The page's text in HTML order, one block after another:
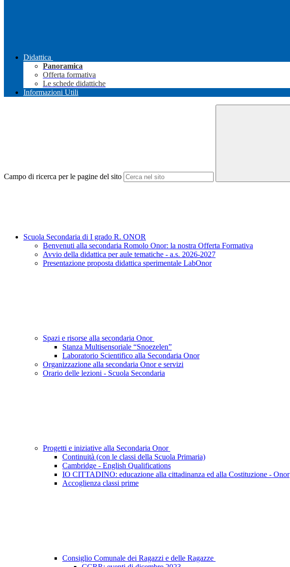
Didattica
Panoramica
Offerta formativa
Le schede didattiche
Informazioni Utili
Campo di ricerca per le pagine del sito
Scuola Secondaria di I grado R. ONOR
Benvenuti alla secondaria Romolo Onor: la nostra Offerta Formativa
Avvio della didattica per aule tematiche - a.s. 2026-2027
Presentazione proposta didattica sperimentale LabOnor
Spazi e risorse alla secondaria Onor
Stanza Multisensoriale “Snoezelen”
Laboratorio Scientifico alla Secondaria Onor
Organizzazione alla secondaria Onor e servizi
Orario delle lezioni - Scuola Secondaria
Progetti e iniziative alla Secondaria Onor
Continuità (con le classi della Scuola Primaria)
Cambridge - English Qualifications
IO CITTADINO: educazione alla cittadinanza ed alla Costituzione - Onor
Accoglienza classi prime
Consiglio Comunale dei Ragazzi e delle Ragazze